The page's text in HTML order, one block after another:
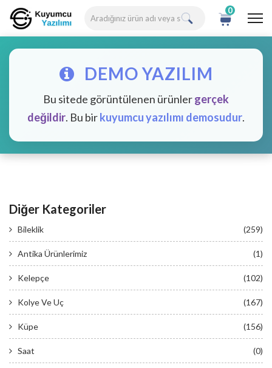
0
DEMO YAZILIM
Bu sitede görüntülenen ürünlergerçek
değildir. Bu birkuyumcu yazılımı demosudur.
Diğer Kategoriler
Bileklik (259)
Antika Ürünlerimiz (1)
Kelepçe (102)
Kolye Ve Uç (167)
Küpe (156)
Saat (0)